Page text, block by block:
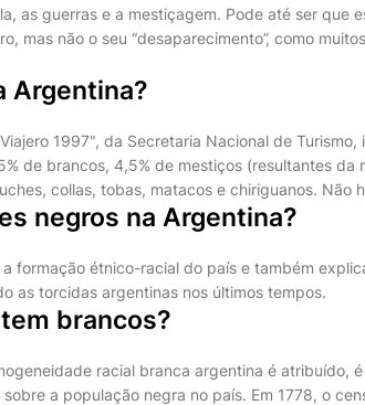
as guerras e a mestiçagem. Pode até ser que
mas não o seu “desaparecimento”, como
Argentina?
1997", da Secretaria Nacional de Turismo,
de brancos, 4,5% de mestiços (resultantes da
collas, tobas, matacos e chiriguanos. Não
negros na Argentina?
formação étnico-racial do país e também
as torcidas argentinas nos últimos tempos.
brancos?
racial branca argentina é atribuído,
a população negra no país. Em 1778, o